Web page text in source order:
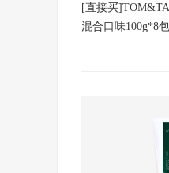
[直接买
混合口味100g*8